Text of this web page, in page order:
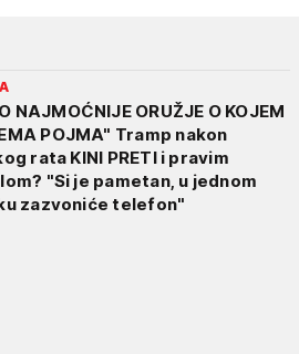
NAJMOĆNIJE ORUŽJE O KOJEM
POJMA" Tramp nakon
rata KINI PRETI i pravim
"Si je pametan, u jednom
zazvoniće telefon"